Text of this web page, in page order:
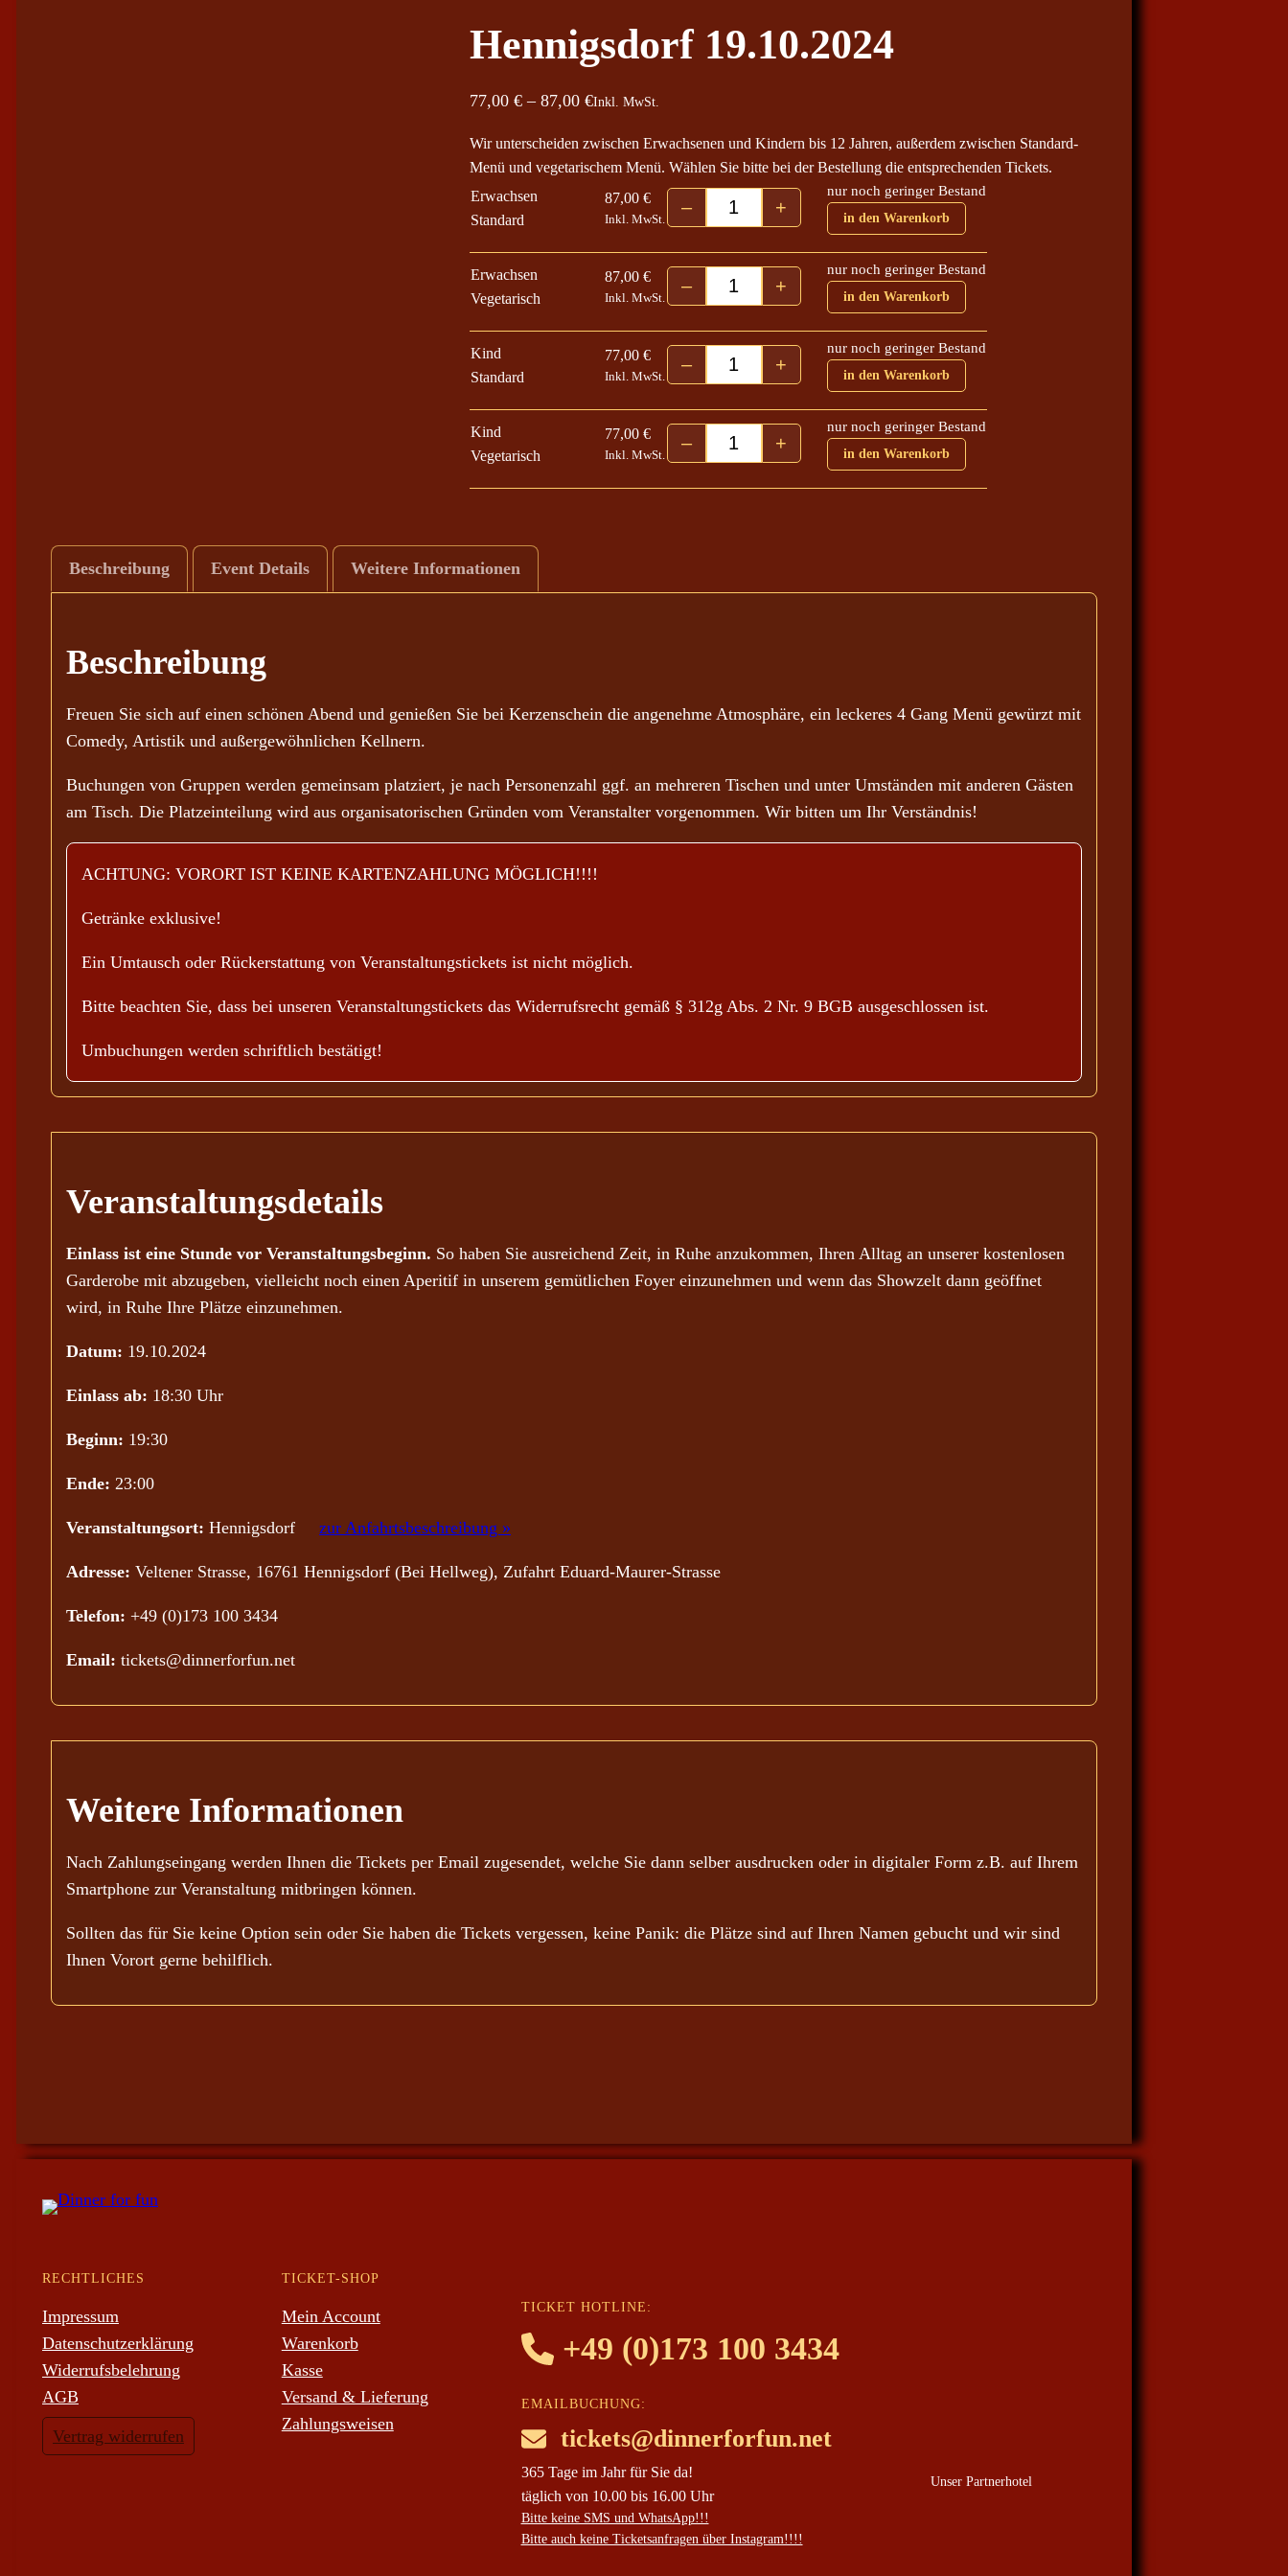
Hennigsdorf 19.10.2024
77,00 € – 87,00 €P
e
7
Inkl. MwSt.
Wir unterscheiden zwischen Erwachsenen und Kindern bis 12 Jahren, außerdem zwischen Standard-
Menü und vegetarischem Menü. Wählen Sie bitte bei der Bestellung die entsprechenden Tickets.
Erwachsen
Standard
87,00 €
Inkl. MwSt. Hennigsdorf 19.10.2024 Menge
– +
nur noch geringer Bestand
in den Warenkorb
Erwachsen
Vegetarisch
87,00 €
Inkl. MwSt. Hennigsdorf 19.10.2024 Menge
– +
nur noch geringer Bestand
in den Warenkorb
Kind
Standard
77,00 €
Inkl. MwSt. Hennigsdorf 19.10.2024 Menge
– +
nur noch geringer Bestand
in den Warenkorb
Kind
Vegetarisch
77,00 €
Inkl. MwSt. Hennigsdorf 19.10.2024 Menge
– +
nur noch geringer Bestand
in den Warenkorb
Beschreibung Event Details Weitere Informationen
Beschreibung
Freuen Sie sich auf einen schönen Abend und genießen Sie bei Kerzenschein die angenehme Atmosphäre, ein leckeres 4 Gang Menü gewürzt mit
Comedy, Artistik und außergewöhnlichen Kellnern.
Buchungen von Gruppen werden gemeinsam platziert, je nach Personenzahl ggf. an mehreren Tischen und unter Umständen mit anderen Gästen
am Tisch. Die Platzeinteilung wird aus organisatorischen Gründen vom Veranstalter vorgenommen. Wir bitten um Ihr Verständnis!
ACHTUNG: VORORT IST KEINE KARTENZAHLUNG MÖGLICH!!!!
Getränke exklusive!
Ein Umtausch oder Rückerstattung von Veranstaltungstickets ist nicht möglich.
Bitte beachten Sie, dass bei unseren Veranstaltungstickets das Widerrufsrecht gemäß § 312g Abs. 2 Nr. 9 BGB ausgeschlossen ist.
Umbuchungen werden schriftlich bestätigt!
Veranstaltungsdetails
Einlass ist eine Stunde vor Veranstaltungsbeginn. So haben Sie ausreichend Zeit, in Ruhe anzukommen, Ihren Alltag an unserer kostenlosen
Garderobe mit abzugeben, vielleicht noch einen Aperitif in unserem gemütlichen Foyer einzunehmen und wenn das Showzelt dann geöffnet
wird, in Ruhe Ihre Plätze einzunehmen.
Datum: 19.10.2024
Einlass ab: 18:30 Uhr
Beginn: 19:30
Ende: 23:00
Veranstaltungsort: Hennigsdorf zur Anfahrtsbeschreibung »
Adresse: Veltener Strasse, 16761 Hennigsdorf (Bei Hellweg), Zufahrt Eduard-Maurer-Strasse
Telefon: +49 (0)173 100 3434
Email: tickets@dinnerforfun.net
Weitere Informationen
Nach Zahlungseingang werden Ihnen die Tickets per Email zugesendet, welche Sie dann selber ausdrucken oder in digitaler Form z.B. auf Ihrem
Smartphone zur Veranstaltung mitbringen können.
Sollten das für Sie keine Option sein oder Sie haben die Tickets vergessen, keine Panik: die Plätze sind auf Ihren Namen gebucht und wir sind
Ihnen Vorort gerne behilflich.
RECHTLICHES
Impressum
Datenschutzerklärung
Widerrufsbelehrung
AGB
Vertrag widerrufen
TICKET-SHOP
Mein Account
Warenkorb
Kasse
Versand & Lieferung
Zahlungsweisen
TICKET HOTLINE:
+49 (0)173 100 3434
EMAILBUCHUNG:
tickets@dinnerforfun.net
365 Tage im Jahr für Sie da!
täglich von 10.00 bis 16.00 Uhr
Bitte keine SMS und WhatsApp!!!
Bitte auch keine Ticketsanfragen über Instagram!!!!
Unser Partnerhotel